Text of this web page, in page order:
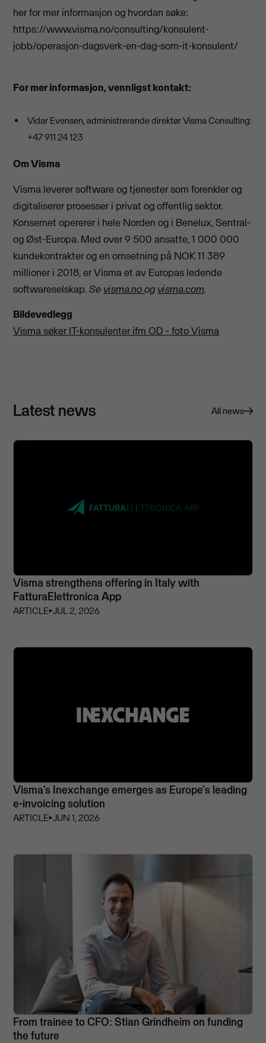
her for mer informasjon og hvordan søke:
https://www.visma.no/consulting/konsulent-
jobb/operasjon-dagsverk-en-dag-som-it-konsulent/
For mer informasjon, vennligst kontakt:
Vidar Evensen, administrerende direktør Visma Consulting:
+47 911 24 123
Om Visma
Visma leverer software og tjenester som forenkler og
digitaliserer prosesser i privat og offentlig sektor.
Konsernet opererer i hele Norden og i Benelux, Sentral-
og Øst-Europa. Med over 9 500 ansatte, 1 000 000
kundekontrakter og en omsetning på NOK 11 389
millioner i 2018, er Visma et av Europas ledende
softwareselskap.Se visma.noog visma.com.
Bildevedlegg
Visma søker IT-konsulenter ifm OD - foto Visma
Latest news All news
Visma strengthens offering in Italy with
FatturaElettronica App
ARTICLE⏵JUL 2, 2026
Visma’s Inexchange emerges as Europe's leading
e-invoicing solution
ARTICLE⏵JUN 1, 2026
From trainee to CFO: Stian Grindheim on funding
the future